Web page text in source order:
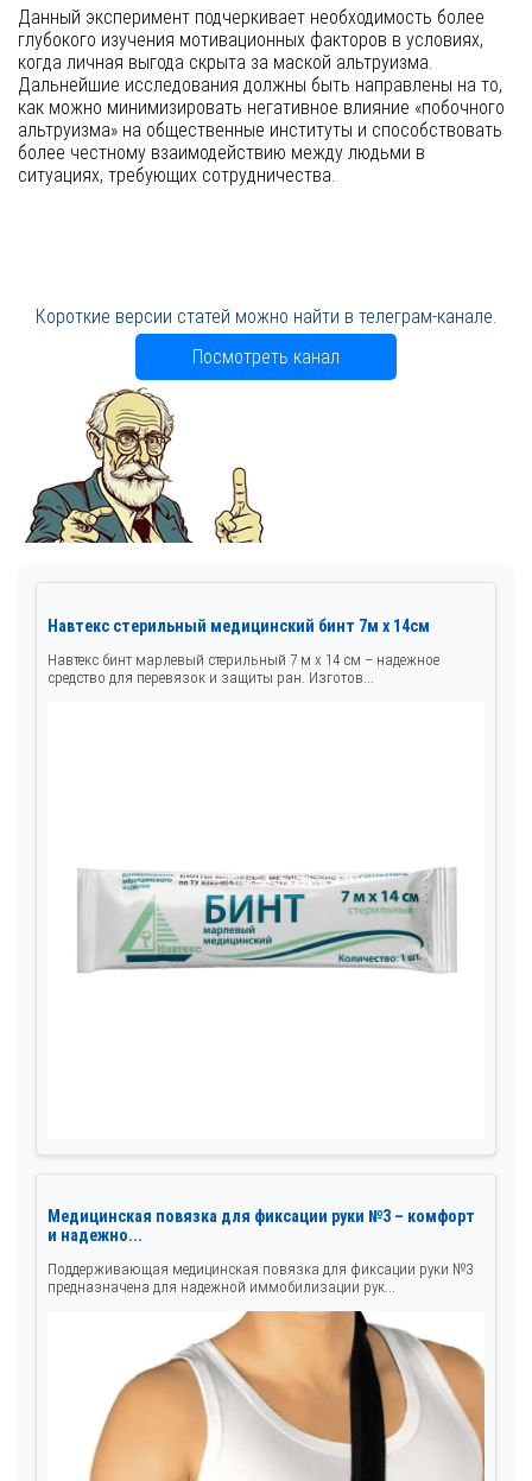
Данный эксперимент подчеркивает необходимость более
глубокого изучения мотивационных факторов в условиях,
когда личная выгода скрыта за маской альтруизма.
Дальнейшие исследования должны быть направлены на то,
как можно минимизировать негативное влияние «побочного
альтруизма» на общественные институты и способствовать
более честному взаимодействию между людьми в
ситуациях, требующих сотрудничества.
Короткие версии статей можно найти в телеграм-канале.
Посмотреть канал
Навтекс стерильный медицинский бинт 7м х 14см
Навтекс бинт марлевый стерильный 7 м х 14 см – надежное
средство для перевязок и защиты ран. Изготов...
Медицинская повязка для фиксации руки №3 – комфорт
и надежно...
Поддерживающая медицинская повязка для фиксации руки №3
предназначена для надежной иммобилизации рук...